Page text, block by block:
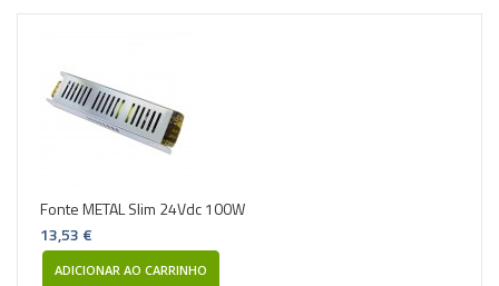
Fonte METAL Slim 24Vdc 100W
13,53 €
ADICIONAR AO CARRINHO